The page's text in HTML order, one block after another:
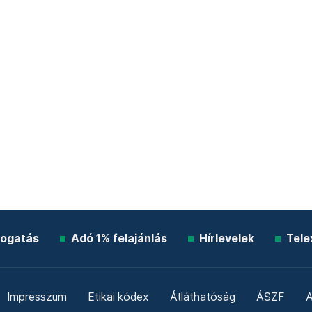
Adó 1% felajánlás Hírlevelek
Impresszum Etikai kódex Átláthatóság ÁSZF